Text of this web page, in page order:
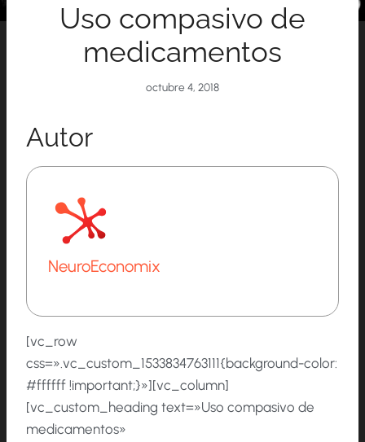
Uso compasivo de
medicamentos
octubre 4, 2018
Autor
NeuroEconomix
[vc_row
css=».vc_custom_1533834763111{background-color:
#ffffff !important;}»][vc_column]
[vc_custom_heading text=»Uso compasivo de
medicamentos»